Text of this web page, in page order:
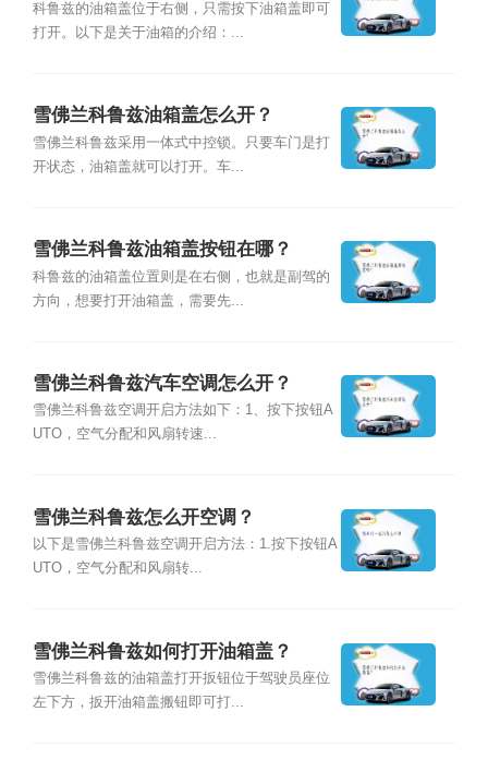
科鲁兹的油箱盖位于右侧，只需按下油箱盖即可
打开。以下是关于油箱的介绍：...
雪佛兰科鲁兹油箱盖怎么开？
雪佛兰科鲁兹采用一体式中控锁。只要车门是打
开状态，油箱盖就可以打开。车...
雪佛兰科鲁兹油箱盖按钮在哪？
科鲁兹的油箱盖位置则是在右侧，也就是副驾的
方向，想要打开油箱盖，需要先...
雪佛兰科鲁兹汽车空调怎么开？
雪佛兰科鲁兹空调开启方法如下：1、按下按钮A
UTO，空气分配和风扇转速...
雪佛兰科鲁兹怎么开空调？
以下是雪佛兰科鲁兹空调开启方法：1.按下按钮A
UTO，空气分配和风扇转...
雪佛兰科鲁兹如何打开油箱盖？
雪佛兰科鲁兹的油箱盖打开扳钮位于驾驶员座位
左下方，扳开油箱盖搬钮即可打...